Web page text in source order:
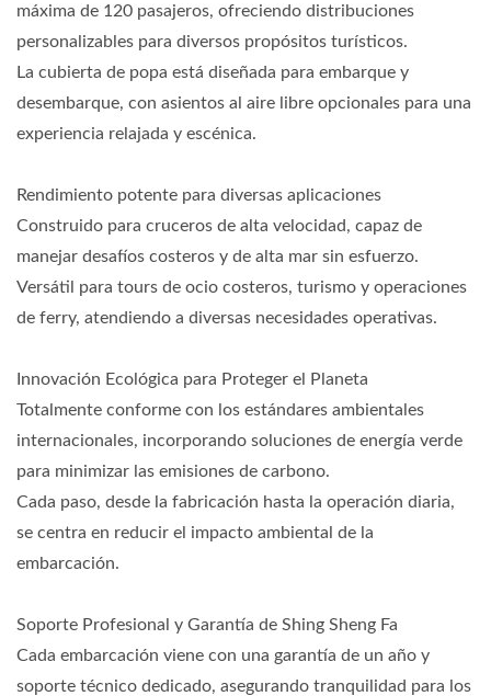
máxima de 120 pasajeros, ofreciendo distribuciones
personalizables para diversos propósitos turísticos.
La cubierta de popa está diseñada para embarque y
desembarque, con asientos al aire libre opcionales para una
experiencia relajada y escénica.
Rendimiento potente para diversas aplicaciones
Construido para cruceros de alta velocidad, capaz de
manejar desafíos costeros y de alta mar sin esfuerzo.
Versátil para tours de ocio costeros, turismo y operaciones
de ferry, atendiendo a diversas necesidades operativas.
Innovación Ecológica para Proteger el Planeta
Totalmente conforme con los estándares ambientales
internacionales, incorporando soluciones de energía verde
para minimizar las emisiones de carbono.
Cada paso, desde la fabricación hasta la operación diaria,
se centra en reducir el impacto ambiental de la
embarcación.
Soporte Profesional y Garantía de Shing Sheng Fa
Cada embarcación viene con una garantía de un año y
soporte técnico dedicado, asegurando tranquilidad para los